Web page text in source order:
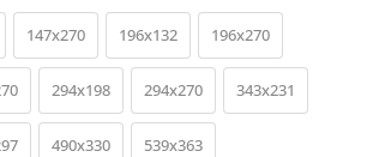
147x270 196x132 196x270
294x198 294x270 343x231
490x330 539x363